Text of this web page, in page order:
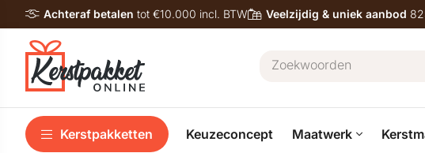
Achteraf betalen tot €10.000 incl. BTW Veelzijdig & uniek aanbod
Kerstpakketten Keuzeconcept Maatwerk